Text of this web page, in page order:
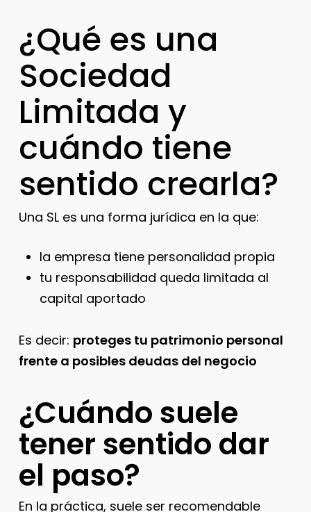
¿Qué es una
Sociedad
Limitada y
cuándo tiene
sentido crearla?
Una SL es una forma jurídica en la que:
la empresa tiene personalidad propia
tu responsabilidad queda limitada al
capital aportado
Es decir: proteges tu patrimonio personal
frente a posibles deudas del negocio
¿Cuándo suele
tener sentido dar
el paso?
En la práctica, suele ser recomendable